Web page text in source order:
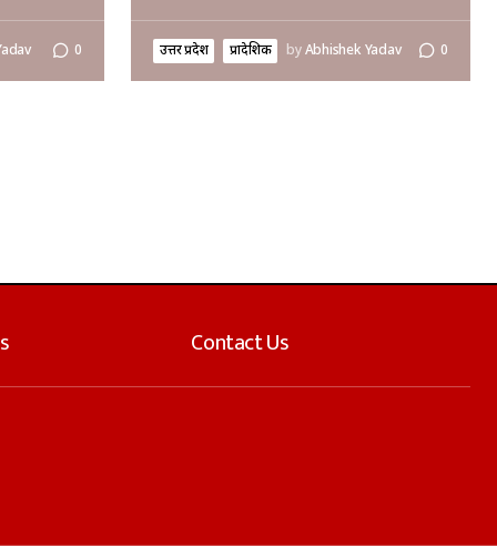
0 उत्तर प्रदेश प्रादेशिक byAbhishek Yadav 0
Contact Us